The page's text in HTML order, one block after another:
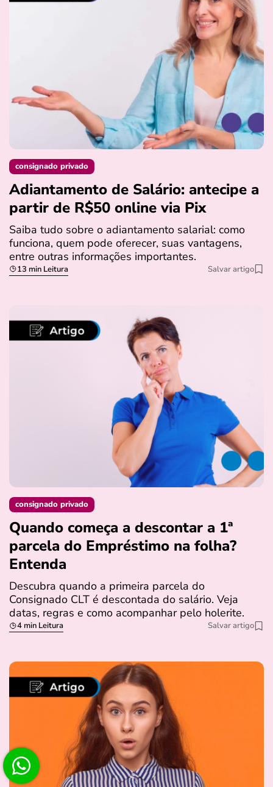
consignado privado
Adiantamento de Salário: antecipe a
partir de R$50 online via Pix
Saiba tudo sobre o adiantamento salarial: como
funciona, quem pode oferecer, suas vantagens,
entre outras informações importantes.
13 min Leitura Salvar artigo
consignado privado
Quando começa a descontar a 1ª
parcela do Empréstimo na folha?
Entenda
Descubra quando a primeira parcela do
Consignado CLT é descontada do salário. Veja
datas, regras e como acompanhar pelo holerite.
4 min Leitura Salvar artigo